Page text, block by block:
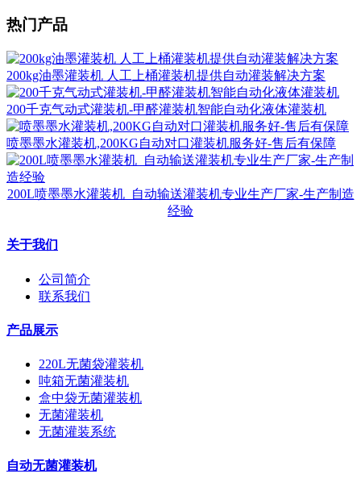
热门产品
200kg油墨灌装机 人工上桶灌装机提供自动灌装解决方案
200千克气动式灌装机-甲醛灌装机智能自动化液体灌装机
喷墨墨水灌装机,200KG自动对口灌装机服务好-售后有保障
200L喷墨墨水灌装机_自动输送灌装机专业生产厂家-生产制造
经验
关于我们
公司简介
联系我们
产品展示
220L无菌袋灌装机
吨箱无菌灌装机
盒中袋无菌灌装机
无菌灌装机
无菌灌装系统
自动无菌灌装机